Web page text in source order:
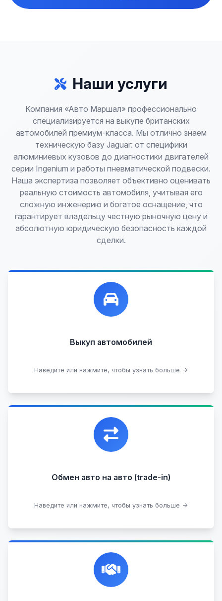
Наши услуги
Компания «Авто Маршал» профессионально
специализируется на выкупе британских
автомобилей премиум-класса. Мы отлично знаем
техническую базу Jaguar: от специфики
алюминиевых кузовов до диагностики двигателей
серии Ingenium и работы пневматической подвески.
Наша экспертиза позволяет объективно оценивать
реальную стоимость автомобиля, учитывая его
сложную инженерию и богатое оснащение, что
гарантирует владельцу честную рыночную цену и
абсолютную юридическую безопасность каждой
сделки.
Выкуп автомобилей
Наведите или нажмите, чтобы узнать больше →
Лучшие предложения по выкупу автомобилей,
любых:
Проблемные
Кредитные
В залоге
Узнать стоимость
Обмен авто на авто (trade-in)
Наведите или нажмите, чтобы узнать больше →
Уникальная возможность обменять ваш
автомобиль с доплатой, подобрав вам
подходящий вариант.
Подобрать авто
Честная и профессиональная экспертиза, реклама,
переговоры с клиентами, подготовка документов,
сопровождение сделки.